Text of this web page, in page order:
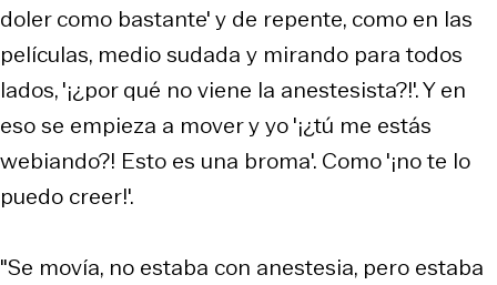
doler como bastante' y de repente, como en las
películas, medio sudada y mirando para todos
lados, '¡¿por qué no viene la anestesista?!'. Y en
eso se empieza a mover y yo '¡¿tú me estás
webiando?! Esto es una broma'. Como '¡no te lo
puedo creer!'.
"Se movía, no estaba con anestesia, pero estaba